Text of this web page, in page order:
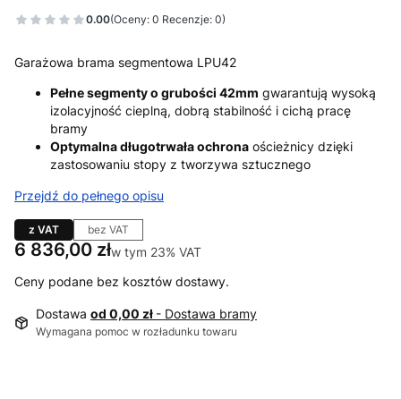
0.00(Oceny: 0 Recenzje: 0)
Garażowa brama segmentowa LPU42
Pełne segmenty o grubości 42mm gwarantują wysoką
izolacyjność cieplną, dobrą stabilność i cichą pracę
bramy
Optymalna długotrwała ochrona ościeżnicy dzięki
zastosowaniu stopy z tworzywa sztucznego
Przejdź do pełnego opisu
z VAT bez VAT
Cena
6 836,00 złw tym 23% VAT
w tym 23% VAT
Ceny podane bez kosztów dostawy.
Dostawa od 0,00 zł - Dostawa bramy
Wymagana pomoc w rozładunku towaru